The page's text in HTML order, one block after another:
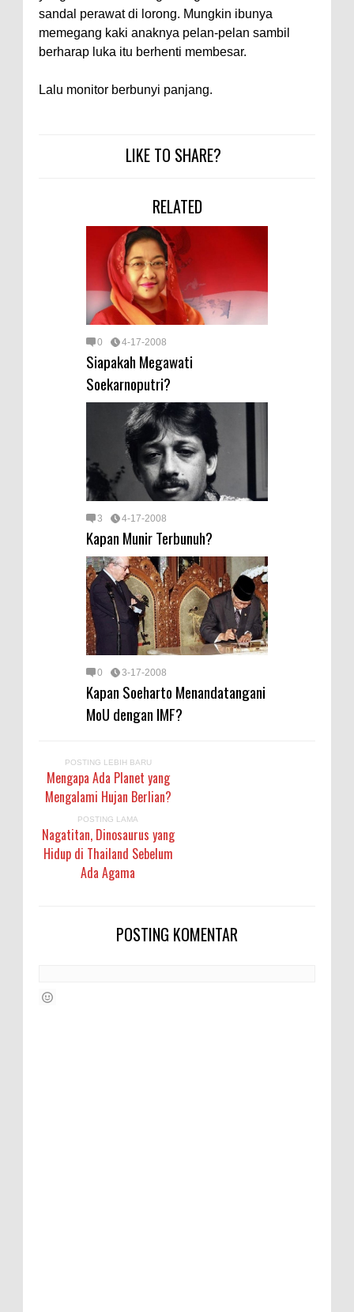
sandal perawat di lorong. Mungkin ibunya
memegang kaki anaknya pelan-pelan sambil
berharap luka itu berhenti membesar.
Lalu monitor berbunyi panjang.
LIKE TO SHARE?
RELATED
0 4-17-2008
Siapakah Megawati
Soekarnoputri?
3 4-17-2008
Kapan Munir Terbunuh?
0 3-17-2008
Kapan Soeharto Menandatangani
MoU dengan IMF?
POSTING LEBIH BARU
Mengapa Ada Planet yang
Mengalami Hujan Berlian?
POSTING LAMA
Nagatitan, Dinosaurus yang
Hidup di Thailand Sebelum
Ada Agama
POSTING KOMENTAR